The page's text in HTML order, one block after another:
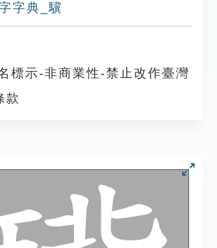
字典_驥
標示-非商業性-禁止改作臺灣
款